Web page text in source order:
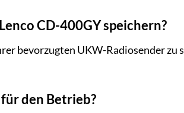
CD-400GY speichern?
bevorzugten UKW-Radiosender zu
den Betrieb?